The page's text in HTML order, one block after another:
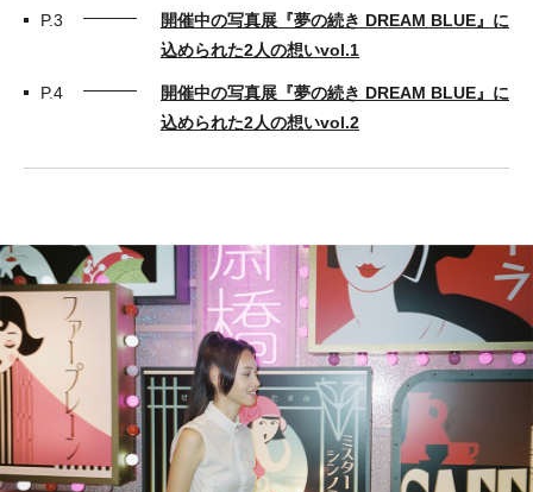
P.3
開催中の写真展『夢の続き DREAM BLUE』に
込められた2人の想いvol.1
P.4
開催中の写真展『夢の続き DREAM BLUE』に
込められた2人の想いvol.2